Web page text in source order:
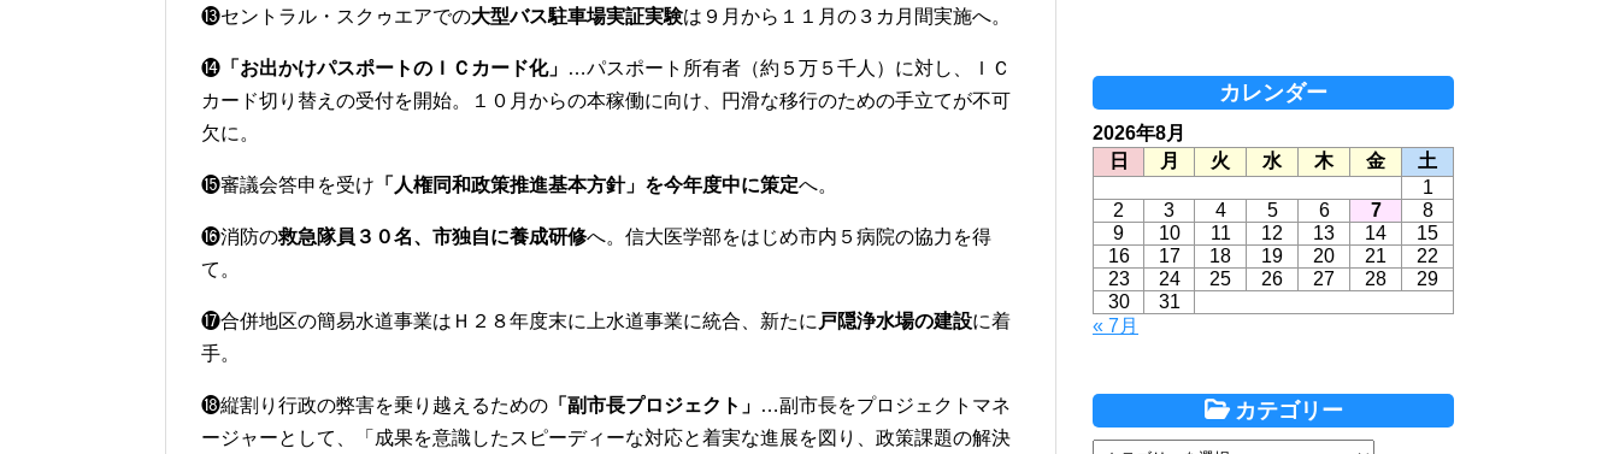
⓭セントラル・スクゥエアでの大型バス駐車場実証実験は９月から１１月の３カ月間実施へ。
⓮ 「お出かけパスポートのＩＣカード化」 …パスポート所有者（約５万５千人）に対し、ＩＣ
カード切り替えの受付を開始。１０月からの本稼働に向け、円滑な移行のための手立てが不可
欠に。
⓯審議会答申を受け 「人権同和政策推進基本方針」を今年度中に策定へ。
⓰消防の救急隊員３０名、市独自に養成研修へ。信大医学部をはじめ市内５病院の協力を得
て。
⓱合併地区の簡易水道事業はＨ２８年度末に上水道事業に統合、新たに 戸隠浄水場の建設に着
手。
⓲縦割り行政の弊害を乗り越えるための 「副市長プロジェクト」 …副市長をプロジェクトマネ
ージャーとして、「成果を意識したスピーディーな対応と着実な進展を図り、政策課題の解決
カレンダー
2026年8月
日
月 火 水 木 金
土
1
2
3 4 5 6 7
8
9
10 11 12 13 14
15
16
17 18 19 20 21
22
23
24 25 26 27 28
29
30
31
« 7月
カテゴリー